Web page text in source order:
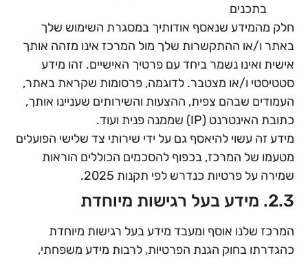
בתכנים
חלק מהמידע שנאסף אודותיך במסגרת השימוש שלך
באתר ו/או ההתקשרות שלך מול המרכז אינו מזהה אותך
אישית ואינו נשמר ביחד עם פרטיך האישיים. זהו מידע
סטטיסטי ו/או מצטבר. לדוגמה, פרסומות שקראת באתר,
העמודים שבהם צפית, ההצעות והשירותים שעניינו אותך,
כתובת האינטרנט (IP) שממנה פנית ועוד.
מידע זה עשוי להיאסף גם על ידי שירותי צד שלישי הפועלים
מטעמו של המרכז, בכפוף להסכמים הכוללים הוראות
שמירה על פרטיות כנדרש לפי תקנות 2025.
2.3. מידע בעל רגישות מיוחדת
המרכז שלנו אוסף ומעבד מידע בעל רגישות מיוחדת
כהגדרתו בחוק הגנת הפרטיות, לרבות מידע משפחתי,